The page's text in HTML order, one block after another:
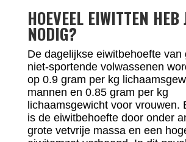
HOEVEEL EIWITTEN HEB
NODIG?
De dagelijkse eiwitbehoefte van
niet-sportende volwassenen
op 0.9 gram per kg
mannen en 0.85 gram per kg
lichaamsgewicht voor vrouwen.
is de eiwitbehoefte door onder
grote vetvrije massa en een